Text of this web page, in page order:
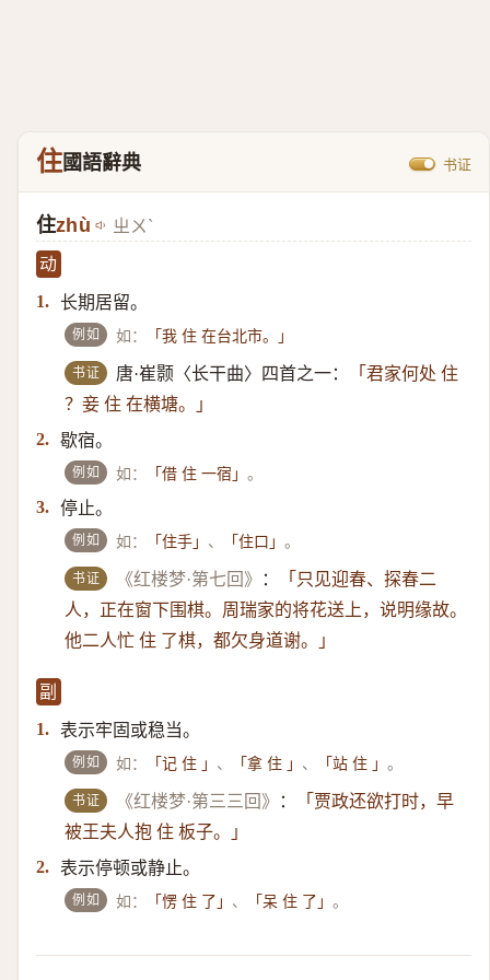
住國語辭典 书证
住zhù ㄓㄨˋ
动
1. 长期居留。
例如 如： 「我 住 在台北市。」
书证 唐·崔颢〈长干曲〉四首之一：
「君家何处 住
？妾 住 在横塘。」
2. 歇宿。
例如 如： 「借 住 一宿」。
3. 停止。
例如 如： 「住手」 、 「住口」。
书证 《红楼梦·第七回》 ：
「只见迎春、探春二
人，正在窗下围棋。周瑞家的将花送上，说明缘故。
他二人忙 住 了棋，都欠身道谢。」
副
1. 表示牢固或稳当。
例如 如： 「记 住 」 、 「拿 住 」 、 「站 住 」。
书证 《红楼梦·第三三回》 ：
「贾政还欲打时，早
被王夫人抱 住 板子。」
2. 表示停顿或静止。
例如 如： 「愣 住 了」 、 「呆 住 了」。